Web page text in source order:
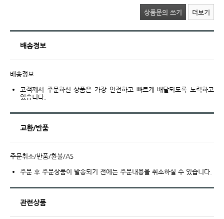
상품문의 쓰기 더보기
배송정보
배송정보
고객께서 주문하신 상품은 가장 안전하고 빠르게 배달되도록 노력하고
있습니다.
교환/반품
주문취소/반품/환불/AS
주문 후 주문상품이 발송되기 전에는 주문내용을 취소하실 수 있습니다.
관련상품